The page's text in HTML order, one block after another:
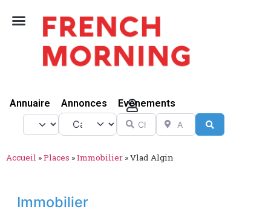
Annuaire Annonces Evénements
Select search type
Catégorie ChercherA proximité de
Accueil »Places »Immobilier »Vlad Algin
Immobilier